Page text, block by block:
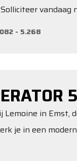
vandaag
- 5.268
Lemoine in Emst,
je in een